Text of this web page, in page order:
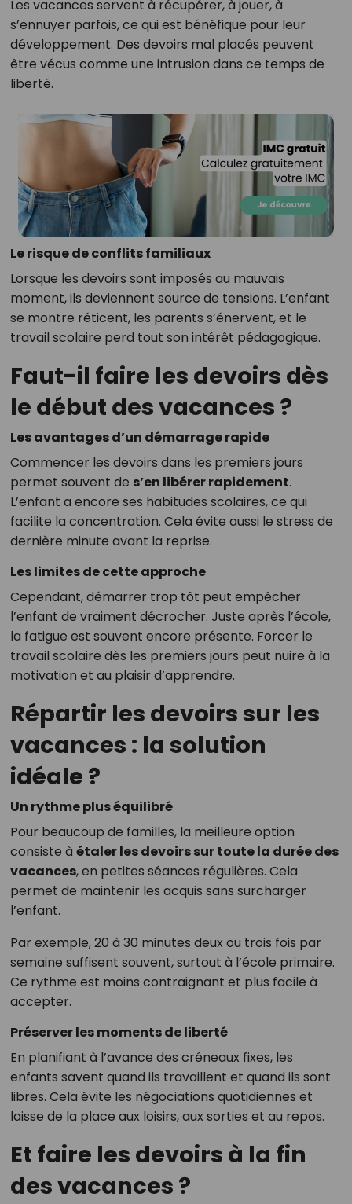
Les vacances servent à récupérer, à jouer, à
s’ennuyer parfois, ce qui est bénéfique pour leur
développement. Des devoirs mal placés peuvent
être vécus comme une intrusion dans ce temps de
liberté.
Le risque de conflits familiaux
Lorsque les devoirs sont imposés au mauvais
moment, ils deviennent source de tensions. L’enfant
se montre réticent, les parents s’énervent, et le
travail scolaire perd tout son intérêt pédagogique.
Faut-il faire les devoirs dès
le début des vacances ?
Les avantages d’un démarrage rapide
Commencer les devoirs dans les premiers jours
permet souvent de s’en libérer rapidement.
L’enfant a encore ses habitudes scolaires, ce qui
facilite la concentration. Cela évite aussi le stress de
dernière minute avant la reprise.
Les limites de cette approche
Cependant, démarrer trop tôt peut empêcher
l’enfant de vraiment décrocher. Juste après l’école,
la fatigue est souvent encore présente. Forcer le
travail scolaire dès les premiers jours peut nuire à la
motivation et au plaisir d’apprendre.
Répartir les devoirs sur les
vacances : la solution
idéale ?
Un rythme plus équilibré
Pour beaucoup de familles, la meilleure option
consiste à étaler les devoirs sur toute la durée des
vacances, en petites séances régulières. Cela
permet de maintenir les acquis sans surcharger
l’enfant.
Par exemple, 20 à 30 minutes deux ou trois fois par
semaine suffisent souvent, surtout à l’école primaire.
Ce rythme est moins contraignant et plus facile à
accepter.
Préserver les moments de liberté
En planifiant à l’avance des créneaux fixes, les
enfants savent quand ils travaillent et quand ils sont
libres. Cela évite les négociations quotidiennes et
laisse de la place aux loisirs, aux sorties et au repos.
Et faire les devoirs à la fin
des vacances ?